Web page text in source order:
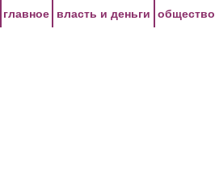
главное власть и деньги общество